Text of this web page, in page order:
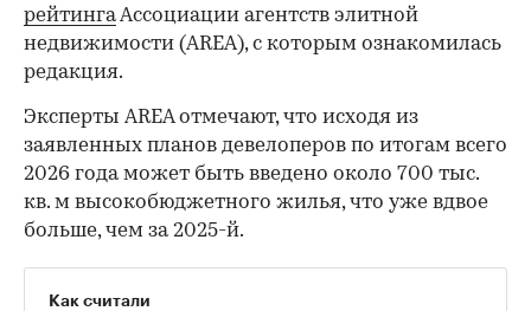
рейтингаАссоциации агентств элитной
недвижимости (AREA), с которым ознакомилась
редакция.
Эксперты AREA отмечают, что исходя из
заявленных планов девелоперов по итогам всего
2026 года может быть введено около 700 тыс.
кв. м высокобюджетного жилья, что уже вдвое
больше, чем за 2025-й.
Как считали